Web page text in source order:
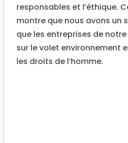
responsables et l’éthique.
montre que nous avons un
que les entreprises de
sur le volet environnement
les droits de l’homme.